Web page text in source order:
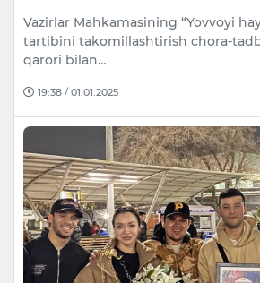
Vazirlar Mahkamasining “Yovvoyi
tartibini takomillashtirish chora-
qarori bilan…
19:38 / 01.01.2025